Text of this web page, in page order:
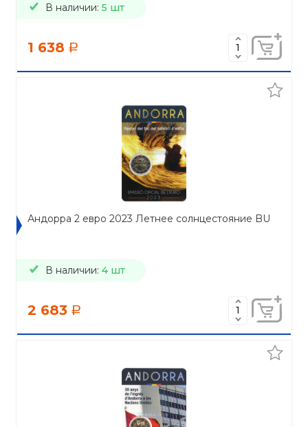
В наличии: 5 шт
1 638 a
Андорра 2 евро 2023 Летнее солнцестояние BU
В наличии: 4 шт
2 683 a